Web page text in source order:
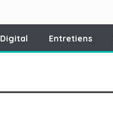
Digital Entretiens